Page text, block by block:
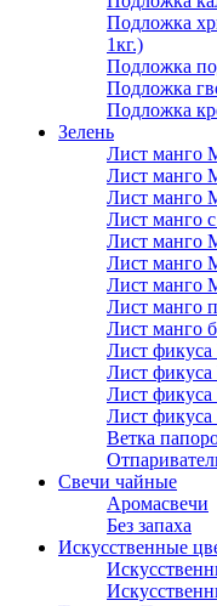
Подложка
1кг.)
Подложка
Подложка
Подложка
Зелень
Лист манго
Лист манго
Лист манго
Лист манго
Лист манго
Лист манго
Лист манго
Лист манго
Лист манго
Лист
Лист
Лист
Лист
Ветка
Свечи чайные
Аромасвечи
Без запаха
Искусственные